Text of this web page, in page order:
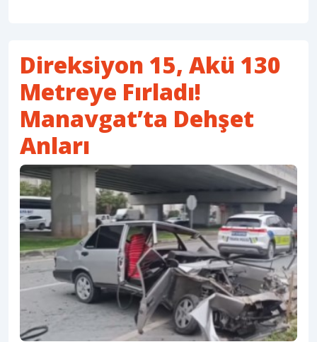
Direksiyon 15, Akü 130
Metreye Fırladı!
Manavgat’ta Dehşet
Anları